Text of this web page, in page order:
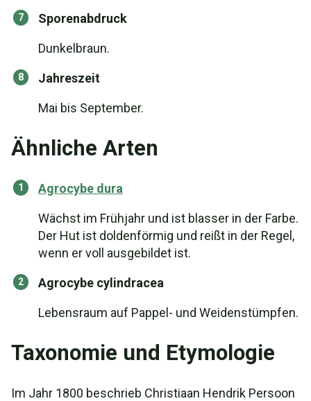
Sporenabdruck
Dunkelbraun.
Jahreszeit
Mai bis September.
Ähnliche Arten
Agrocybe dura
Wächst im Frühjahr und ist blasser in der Farbe.
Der Hut ist doldenförmig und reißt in der Regel,
wenn er voll ausgebildet ist.
Agrocybe cylindracea
Lebensraum auf Pappel- und Weidenstümpfen.
Taxonomie und Etymologie
Im Jahr 1800 beschrieb Christiaan Hendrik Persoon